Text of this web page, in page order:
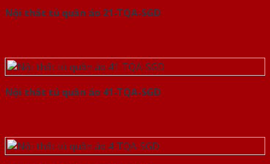
Nội thất tủ quần áo 21-TQA-SGD
Nội thất tủ quần áo 41-TQA-SGD